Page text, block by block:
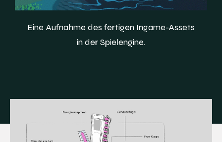
Eine Aufnahme des fertigen Ingame-Assets
in der Spielengine.